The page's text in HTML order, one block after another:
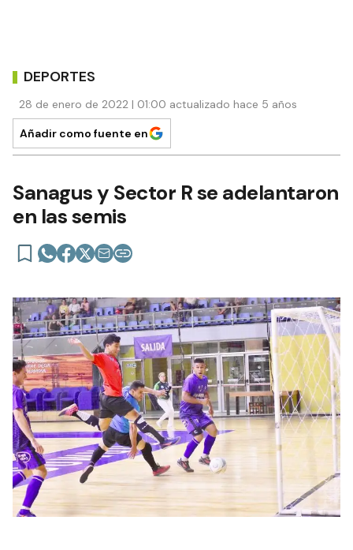
DEPORTES
28 de enero de 2022 | 01:00 actualizado hace 5 años
Añadir como fuente en
Sanagus y Sector R se adelantaron
en las semis